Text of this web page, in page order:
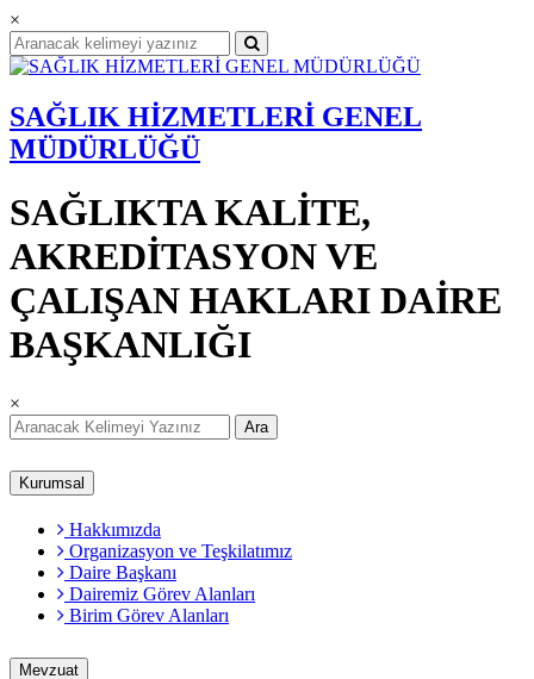
×
SAĞLIK HİZMETLERİ GENEL
MÜDÜRLÜĞÜ
SAĞLIKTA KALİTE,
AKREDİTASYON VE
ÇALIŞAN HAKLARI DAİRE
BAŞKANLIĞI
×
Ara
Kurumsal
Hakkımızda
Organizasyon ve Teşkilatımız
Daire Başkanı
Dairemiz Görev Alanları
Birim Görev Alanları
Mevzuat